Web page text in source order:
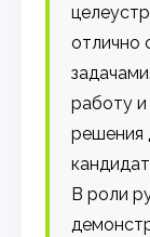
отлично
работу и
решения
В роли